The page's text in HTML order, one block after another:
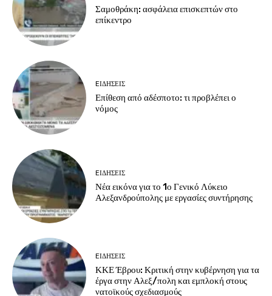
Σαμοθράκη: ασφάλεια επισκεπτών στο
επίκεντρο
EΙΔΗΣΕΙΣ
Επίθεση από αδέσποτο: τι προβλέπει ο
νόμος
EΙΔΗΣΕΙΣ
Νέα εικόνα για το 1ο Γενικό Λύκειο
Αλεξανδρούπολης με εργασίες συντήρησης
EΙΔΗΣΕΙΣ
ΚΚΕ Έβρου: Κριτική στην κυβέρνηση για τα
έργα στην Αλεξ/πολη και εμπλοκή στους
νατοϊκούς σχεδιασμούς